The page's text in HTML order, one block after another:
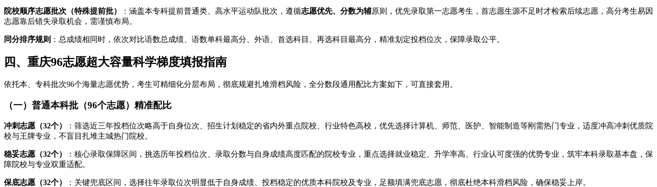
院校顺序志愿批次（特殊提前批） ：涵盖本专科提前普通类、高水平运动队批次，遵循志愿优先、分数为辅原则，优先录取第一志愿考生，首志愿生源不足时才检索后续志愿，高分考生易因
志愿靠后错失录取机会，需谨慎布局。
同分排序规则 ：总成绩相同时，依次对比语数总成绩、语数单科最高分、外语、首选科目、再选科目最高分，精准划定投档位次，保障录取公平。
四、重庆96志愿超大容量科学梯度填报指南
依托本、专科批次96个海量志愿优势，考生可精细化分层布局，彻底规避扎堆滑档风险，全分数段通用配比方案如下，可直接套用。
（一）普通本科批（96个志愿）精准配比
冲刺志愿（32个）
：筛选近三年投档位次略高于自身位次、招生计划稳定的省内外重点院校、行业特色高校，优先选择计算机、师范、医护、智能制造等刚需热门专业，适度冲高冲刺优质院
校与王牌专业，不盲目扎堆主城热门院校。
稳妥志愿（32个）
：核心录取保障区间，挑选历年投档位次、录取分数与自身成绩高度匹配的院校专业，重点选择就业稳定、升学率高、行业认可度强的优势专业，筑牢本科录取基本盘，保
障院校与专业双重适配。
保底志愿（32个） ：关键兜底区间，选择往年录取位次明显低于自身成绩、投档稳定的优质本科院校及专业，足额填满兜底志愿，彻底杜绝本科滑档风险，确保稳妥上岸。